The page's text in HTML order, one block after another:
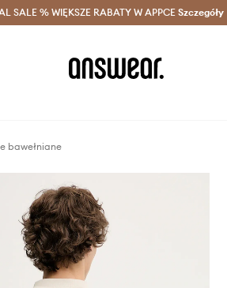
Club > Dostawa nawet w 24h >
SALE % WIĘKSZE RABATY W APPCESzczegóły
bawełniane